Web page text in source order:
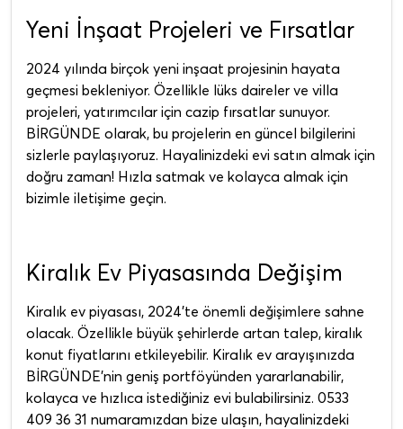
Yeni İnşaat Projeleri ve Fırsatlar
2024 yılında birçok yeni inşaat projesinin hayata
geçmesi bekleniyor. Özellikle lüks daireler ve villa
projeleri, yatırımcılar için cazip fırsatlar sunuyor.
BİRGÜNDE olarak, bu projelerin en güncel bilgilerini
sizlerle paylaşıyoruz. Hayalinizdeki evi satın almak için
doğru zaman! Hızla satmak ve kolayca almak için
bizimle iletişime geçin.
Kiralık Ev Piyasasında Değişim
Kiralık ev piyasası, 2024’te önemli değişimlere sahne
olacak. Özellikle büyük şehirlerde artan talep, kiralık
konut fiyatlarını etkileyebilir. Kiralık ev arayışınızda
BİRGÜNDE’nin geniş portföyünden yararlanabilir,
kolayca ve hızlıca istediğiniz evi bulabilirsiniz. 0533
409 36 31 numaramızdan bize ulaşın, hayalinizdeki